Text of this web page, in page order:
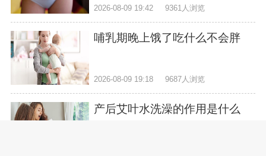
2026-08-09 19:42 9361人浏览
哺乳期晚上饿了吃什么不会胖
2026-08-09 19:18 9687人浏览
产后艾叶水洗澡的作用是什么